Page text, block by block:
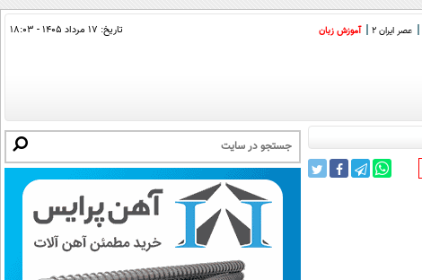
عصر ایران 2 آموزش زبان تاریخ: ۱۷ مرداد ۱۴۰۵ - ۱۸:۰۳